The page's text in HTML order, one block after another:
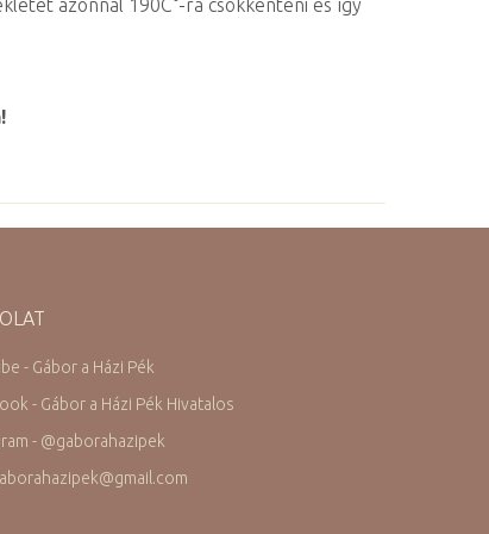
azonnal 190C°-ra csökkenteni és így
- Gábor a Házi Pék
- Gábor a Házi Pék Hivatalos
- @gaborahazipek
@gmail.com